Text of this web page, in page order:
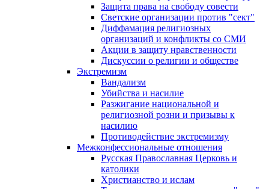
Защита права на свободу совести
Светские организации против "сект"
Диффамация религиозных
организаций и конфликты со СМИ
Акции в защиту нравственности
Дискуссии о религии и обществе
Экстремизм
Вандализм
Убийства и насилие
Разжигание национальной и
религиозной розни и призывы к
насилию
Противодействие экстремизму
Межконфессиональные отношения
Русская Православная Церковь и
католики
Христианство и ислам